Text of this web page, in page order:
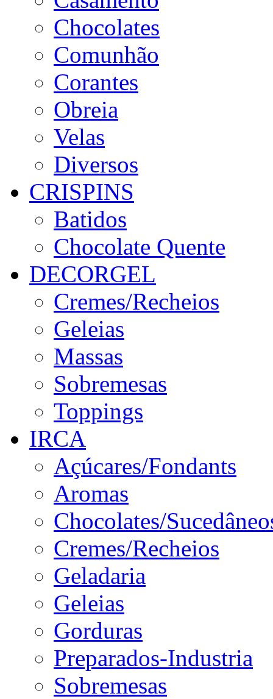
Chocolates
Comunhão
Corantes
Obreia
Velas
Diversos
CRISPINS
Batidos
Chocolate Quente
DECORGEL
Cremes/Recheios
Geleias
Massas
Sobremesas
Toppings
IRCA
Açúcares/Fondants
Aromas
Chocolates/
Cremes/Recheios
Geladaria
Geleias
Gorduras
Preparados-Industria
Sobremesas